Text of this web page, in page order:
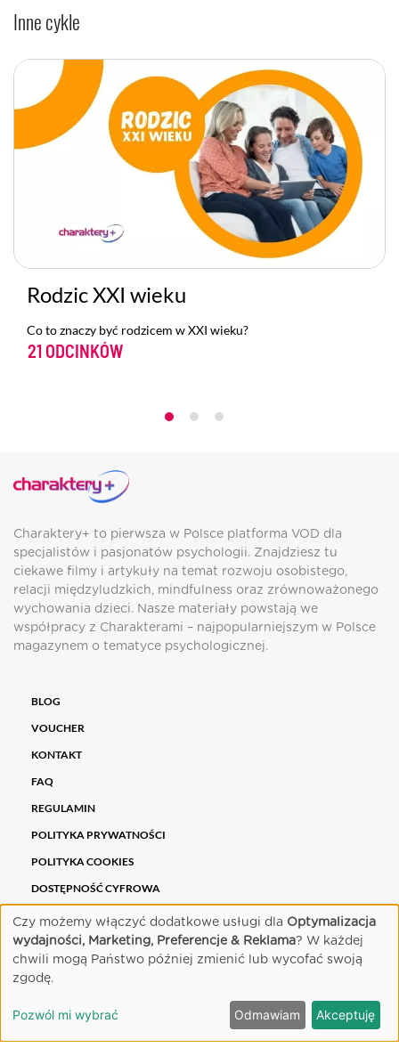
Inne cykle
Rodzic XXI wieku
21 ODCINKÓW
Co to znaczy być rodzicem w XXI wieku?
Charaktery+ to pierwsza w Polsce platforma VOD dla
specjalistów i pasjonatów psychologii. Znajdziesz tu
ciekawe filmy i artykuły na temat rozwoju osobistego,
relacji międzyludzkich, mindfulness oraz zrównoważonego
wychowania dzieci. Nasze materiały powstają we
współpracy z Charakterami – najpopularniejszym w Polsce
magazynem o tematyce psychologicznej.
BLOG
VOUCHER
KONTAKT
FAQ
REGULAMIN
POLITYKA PRYWATNOŚCI
POLITYKA COOKIES
DOSTĘPNOŚĆ CYFROWA
PARTNERZY
Czy możemy włączyć dodatkowe usługi dla Optymalizacja
wydajności, Marketing, Preferencje & Reklama? W każdej
chwili mogą Państwo później zmienić lub wycofać swoją
zgodę.
Pozwól mi wybrać Odmawiam Akceptuję